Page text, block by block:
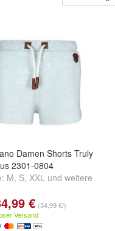
Damen Shorts Truly
2301-0804
M, S, XXL und weitere
€ (34,99 €/)
Versand